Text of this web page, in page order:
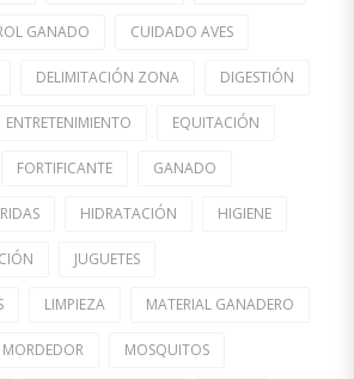
GANADO CUIDADO AVES
DELIMITACIÓN ZONA DIGESTIÓN
ENTRETENIMIENTO EQUITACIÓN
FORTIFICANTE GANADO
HIDRATACIÓN HIGIENE
JUGUETES
LIMPIEZA MATERIAL GANADERO
MORDEDOR MOSQUITOS